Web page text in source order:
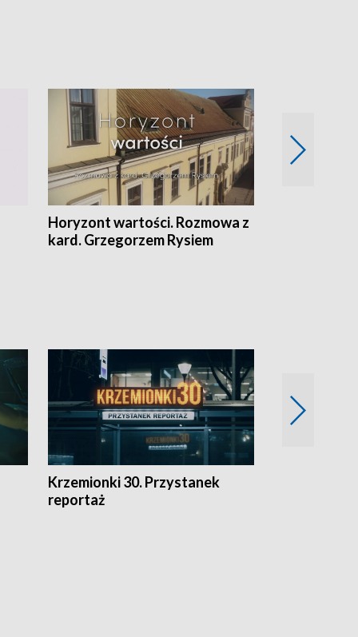
Horyzont wartości. Rozmowa z
kard. Grzegorzem Rysiem
Krzemionki 30. Przystanek
reportaż